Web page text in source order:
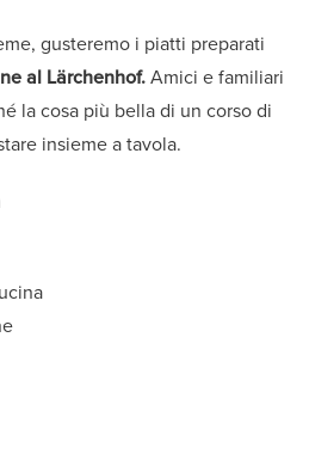
gusteremo i piatti preparati
al Lärchenhof.Amici e familiari
la cosa più bella di un corso di
insieme a tavola.